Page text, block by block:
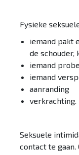
Fysieke
iemand pakt
de schouder,
iemand
iemand
aanranding
verkrachting.
Seksuele
contact te